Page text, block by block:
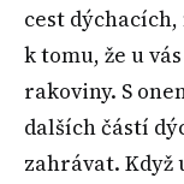
cest
k tomu, že u
rakoviny. S
dalších částí
zahrávat. Když